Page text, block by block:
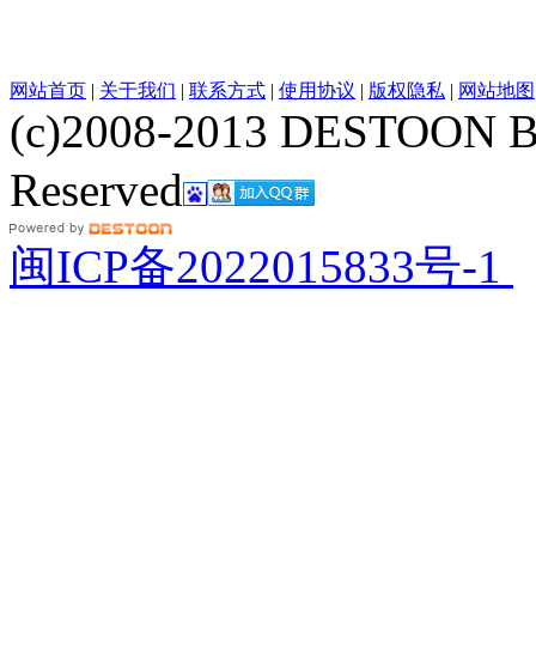
网站首页 | 关于我们 | 联系方式 | 使用协议 | 版权隐私 | 网站地图
(c)2008-2013 DESTOON
Reserved
闽ICP备2022015833号-1